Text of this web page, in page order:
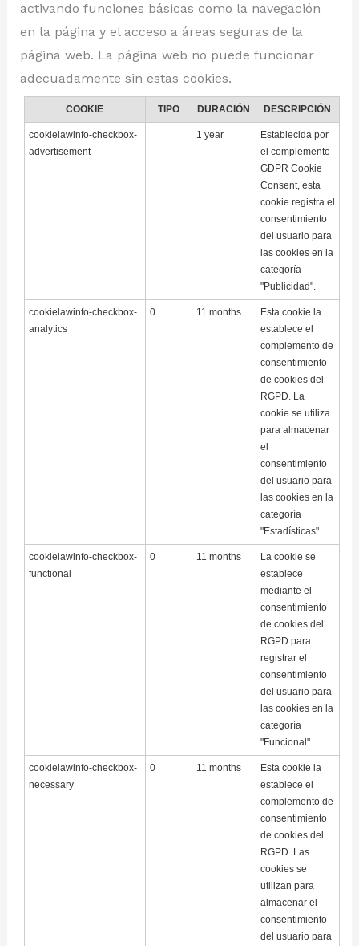
activando funciones básicas como la navegación
en la página y el acceso a áreas seguras de la
página web. La página web no puede funcionar
adecuadamente sin estas cookies.
COOKIE TIPO DURACIÓN DESCRIPCIÓN
cookielawinfo-checkbox-
advertisement
1 year
Establecida por
el complemento
GDPR Cookie
Consent, esta
cookie registra el
consentimiento
del usuario para
las cookies en la
categoría
"Publicidad".
cookielawinfo-checkbox-
analytics
0 11 months
Esta cookie la
establece el
complemento de
consentimiento
de cookies del
RGPD. La
cookie se utiliza
para almacenar
el
consentimiento
del usuario para
las cookies en la
categoría
"Estadísticas".
cookielawinfo-checkbox-
functional
0 11 months
La cookie se
establece
mediante el
consentimiento
de cookies del
RGPD para
registrar el
consentimiento
del usuario para
las cookies en la
categoría
"Funcional".
cookielawinfo-checkbox-
necessary
0 11 months
Esta cookie la
establece el
complemento de
consentimiento
de cookies del
RGPD. Las
cookies se
utilizan para
almacenar el
consentimiento
del usuario para